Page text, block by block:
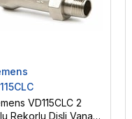
VD115CLC 2
Rekorlu Dişli Vana